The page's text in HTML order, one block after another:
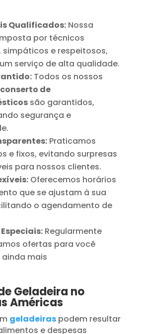
Qualificados:Nossa
por técnicos
simpáticos e respeitosos,
serviço de alta qualidade.
Todos os nossos
conserto de
são garantidos,
segurança e
Praticamos
e fixos, evitando surpresas
para nossos clientes.
Oferecemos horários
que se ajustam à sua
o agendamento de
Regularmente
ofertas para você
mais
Geladeira no
Américas
geladeiraspodem resultar
e despesas